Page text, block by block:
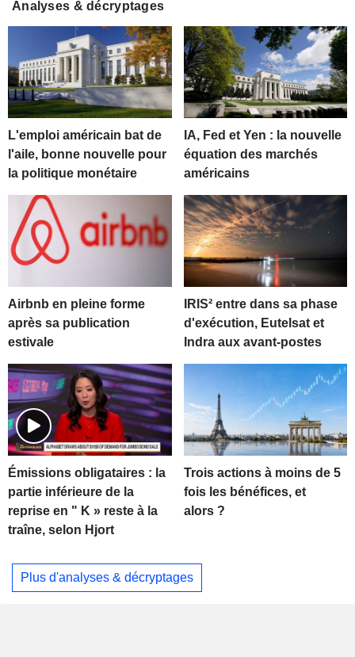
Analyses & décryptages
L'emploi américain bat de
l'aile, bonne nouvelle pour
la politique monétaire
IA, Fed et Yen : la nouvelle
équation des marchés
américains
Airbnb en pleine forme
après sa publication
estivale
IRIS² entre dans sa phase
d'exécution, Eutelsat et
Indra aux avant-postes
Émissions obligataires : la
partie inférieure de la
reprise en " K » reste à la
traîne, selon Hjort
Trois actions à moins de 5
fois les bénéfices, et
alors ?
Plus d'analyses & décryptages